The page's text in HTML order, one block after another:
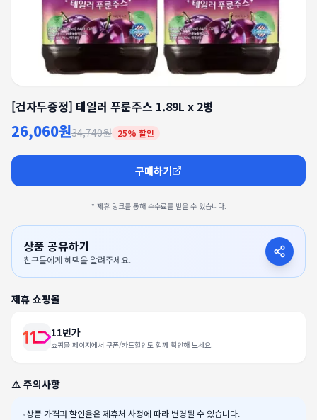
[건자두증정] 테일러 푸룬주스 1.89L x 2병
26,060원34,740원 25% 할인
구매하기
* 제휴 링크를 통해 수수료를 받을 수 있습니다.
상품 공유하기
친구들에게 혜택을 알려주세요.
제휴 쇼핑몰
11번가
쇼핑몰 페이지에서 쿠폰/카드할인도 함께 확인해 보세요.
⚠️ 주의사항
•상품 가격과 할인율은 제휴처 사정에 따라 변경될 수 있습니다.